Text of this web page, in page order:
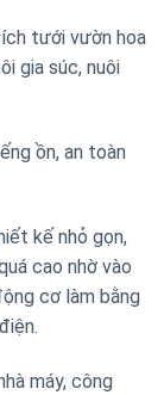
tưới vườn hoa
gia súc, nuôi
ồn, an toàn
kế nhỏ gọn,
cao nhờ vào
cơ làm bằng
máy, công